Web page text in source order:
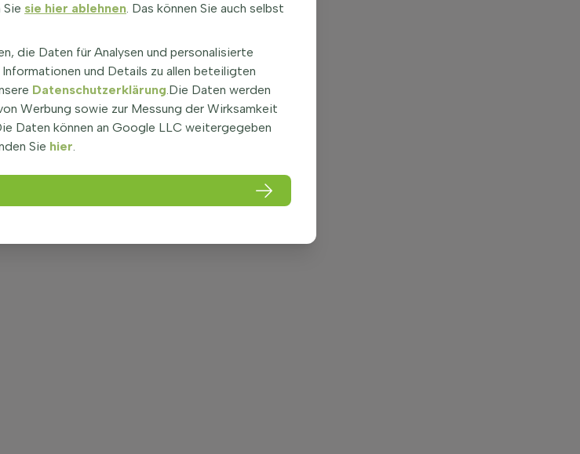
sie hier ablehnen. Das können Sie auch selbst
die Daten für Analysen und personalisierte
und Details zu allen beteiligten
Datenschutzerklärung.Die Daten werden
Werbung sowie zur Messung der Wirksamkeit
Daten können an Google LLC weitergegeben
Sie hier.